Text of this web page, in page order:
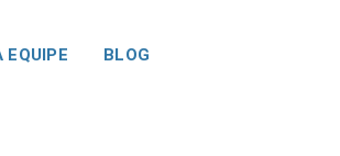
EQUIPE BLOG